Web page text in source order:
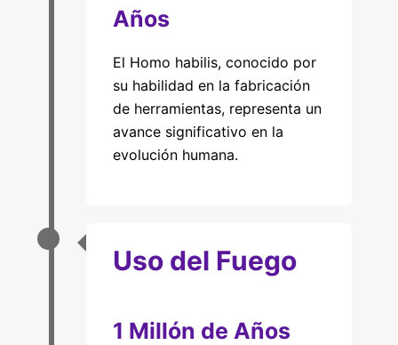
Años
El Homo habilis, conocido por
su habilidad en la fabricación
de herramientas, representa un
avance significativo en la
evolución humana.
Uso del Fuego
1 Millón de Años